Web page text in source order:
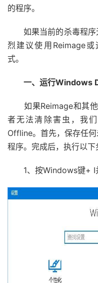
的程序。
如果当前的杀毒程序
烈建议使用Reimage
式。
一、运行Windows
如果Reimage和其他
者无法清除害虫，我
Offline。首先，保存任
程序。完成后，执行以下
1、按Windows键+ I